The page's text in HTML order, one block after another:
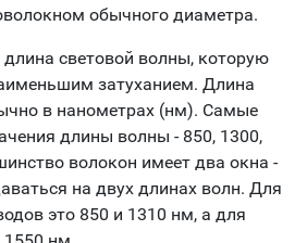
обычного диаметра.
длина световой волны, которую
затуханием. Длина
в нанометрах (нм). Самые
длины волны - 850, 1300,
волокон имеет два окна -
на двух длинах волн. Для
это 850 и 1310 нм, а для